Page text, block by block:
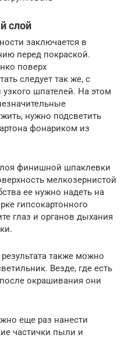
слой
заключается в
перед покраской.
поверх
следует так же, с
шпателей. На этом
нужно подсветить
фонариком из
финишной шпаклевки
мелкозернистой
ее нужно надеть на
гипсокартонного
глаз и органов дыхания
также можно
Везде, где есть
окрашивания они
еще раз нанести
частички пыли и